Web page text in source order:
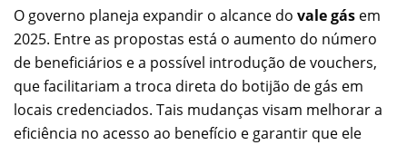
O governo planeja expandir o alcance do vale gás em
2025. Entre as propostas está o aumento do número
de beneficiários e a possível introdução de vouchers,
que facilitariam a troca direta do botijão de gás em
locais credenciados. Tais mudanças visam melhorar a
eficiência no acesso ao benefício e garantir que ele